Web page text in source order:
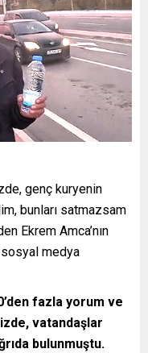
genç kuryenin
bunları satmazsam
Ekrem Amca’nın
sosyal medya
fazla yorum ve
vatandaşlar
bulunmuştu.